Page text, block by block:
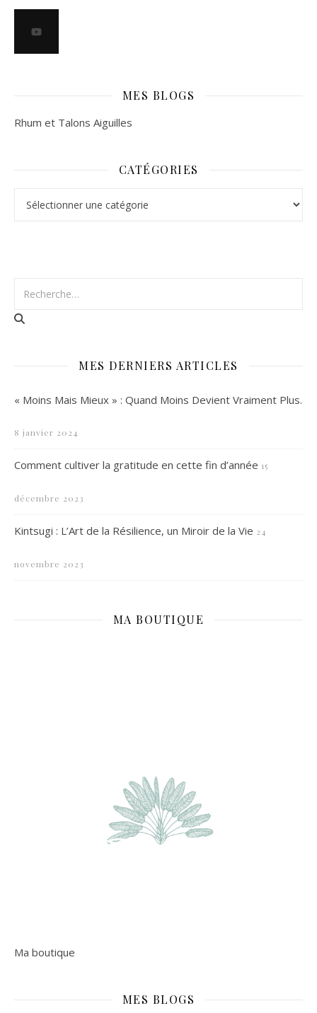
MES BLOGS
Rhum et Talons Aiguilles
CATÉGORIES
MES DERNIERS ARTICLES
« Moins Mais Mieux » : Quand Moins Devient Vraiment Plus.
8 janvier 2024
Comment cultiver la gratitude en cette fin d’année 15
décembre 2023
Kintsugi : L’Art de la Résilience, un Miroir de la Vie 24
novembre 2023
MA BOUTIQUE
Ma boutique
MES BLOGS